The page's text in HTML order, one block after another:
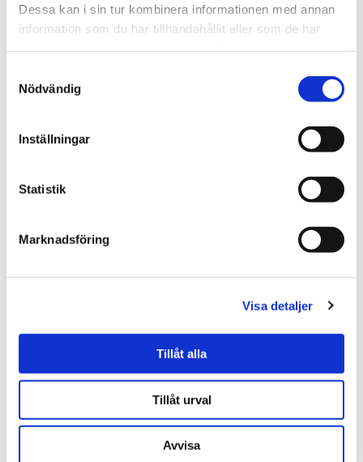
Dessa kan i sin tur kombinera informationen med annan
information som du har tillhandahållit eller som de har
Nödvändig
Inställningar
Statistik
Marknadsföring
Visa detaljer
Tillåt alla
Tillåt urval
Avvisa
Bygga altaner i alla storlekar och stilar
– eller kontakta oss